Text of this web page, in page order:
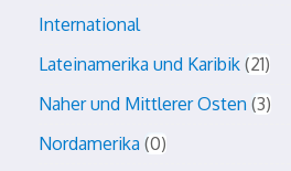
International
Lateinamerika und Karibik 21
Naher und Mittlerer Osten 3
Nordamerika 0